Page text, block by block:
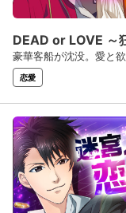
DEAD or LOVE ～
豪華客船が沈没。愛と
恋愛